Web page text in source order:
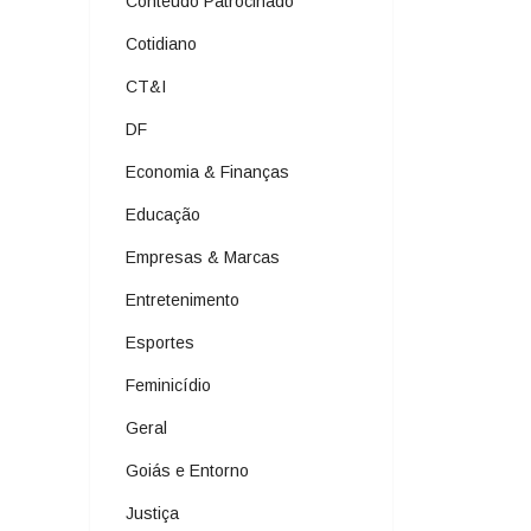
Cotidiano
CT&I
DF
Economia & Finanças
Educação
Empresas & Marcas
Entretenimento
Esportes
Feminicídio
Geral
Goiás e Entorno
Justiça